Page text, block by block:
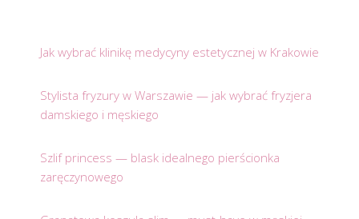
Jak wybrać klinikę medycyny estetycznej w Krakowie
Stylista fryzury w Warszawie — jak wybrać fryzjera
damskiego i męskiego
Szlif princess — blask idealnego pierścionka
zaręczynowego